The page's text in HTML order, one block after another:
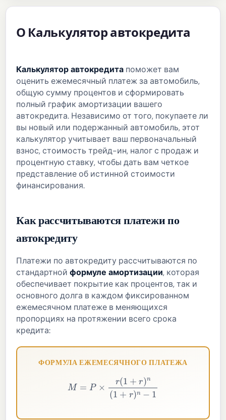
О Калькулятор автокредита
Калькулятор автокредита поможет вам
оценить ежемесячный платеж за автомобиль,
общую сумму процентов и сформировать
полный график амортизации вашего
автокредита. Независимо от того, покупаете ли
вы новый или подержанный автомобиль, этот
калькулятор учитывает ваш первоначальный
взнос, стоимость трейд-ин, налог с продаж и
процентную ставку, чтобы дать вам четкое
представление об истинной стоимости
финансирования.
Как рассчитываются платежи по
автокредиту
Платежи по автокредиту рассчитываются по
стандартнойформуле амортизации, которая
обеспечивает покрытие как процентов, так и
основного долга в каждом фиксированном
ежемесячном платеже в меняющихся
пропорциях на протяжении всего срока
кредита:
ФОРМУЛА ЕЖЕМЕСЯЧНОГО ПЛАТЕЖА
)n(1 + )n−